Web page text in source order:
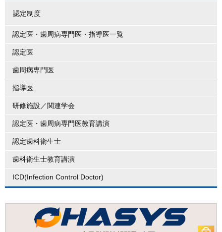
認定制度
認定医・歯周病専門医・指導医一覧
認定医
歯周病専門医
指導医
研修施設／関連学会
認定医・歯周病専門医教育講演
認定歯科衛生士
歯科衛生士教育講演
ICD(Infection Control Doctor)